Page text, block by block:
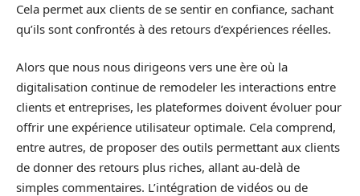
Cela permet aux clients de se sentir en confiance, sachant
qu’ils sont confrontés à des retours d’expériences réelles.
Alors que nous nous dirigeons vers une ère où la
digitalisation continue de remodeler les interactions entre
clients et entreprises, les plateformes doivent évoluer pour
offrir une expérience utilisateur optimale. Cela comprend,
entre autres, de proposer des outils permettant aux clients
de donner des retours plus riches, allant au-delà de
simples commentaires. L’intégration de vidéos ou de